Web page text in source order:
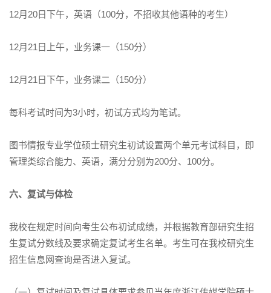
12月20日下午，英语（100分，不招收其他语种的考生）
12月21日上午，业务课一（150分）
12月21日下午，业务课二（150分）
每科考试时间为3小时，初试方式均为笔试。
图书情报专业学位硕士研究生初试设置两个单元考试科目，即
管理类综合能力、英语，满分分别为200分、100分。
六、复试与体检
我校在规定时间向考生公布初试成绩，并根据教育部研究生招
生复试分数线及要求确定复试考生名单。考生可在我校研究生
招生信息网查询是否进入复试。